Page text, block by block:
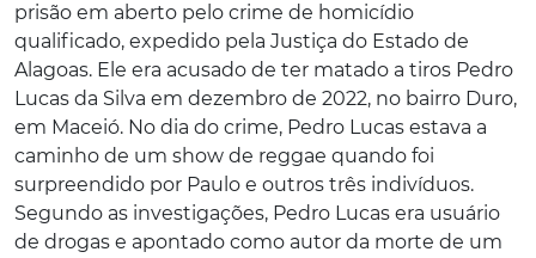
prisão em aberto pelo crime de homicídio
qualificado, expedido pela Justiça do Estado de
Alagoas. Ele era acusado de ter matado a tiros Pedro
Lucas da Silva em dezembro de 2022, no bairro Duro,
em Maceió. No dia do crime, Pedro Lucas estava a
caminho de um show de reggae quando foi
surpreendido por Paulo e outros três indivíduos.
Segundo as investigações, Pedro Lucas era usuário
de drogas e apontado como autor da morte de um